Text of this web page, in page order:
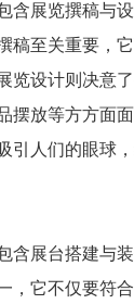
含展览撰稿与
稿至关重要，
览设计则决意
摆放等方方面
引人们的眼球
含展台搭建与
，它不仅要符